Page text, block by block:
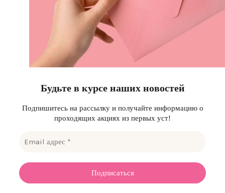
Будьте в курсе наших новостей
Подпишитесь на рассылку и получайте информацию о
проходящих акциях из первых уст!